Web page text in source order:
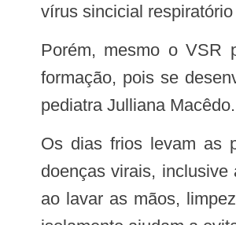
vírus sincicial
Porém, mesmo o VSR pode levar a complicações em crianças. “Esse público estão com o sistema respiratório ainda em
formação, pois se
pediatra Julliana Macêdo.
Os dias frios levam as pessoas a permanecerem mais em locais fechados, o que propicia o aumento da transmissão das
doenças virais,
ao lavar as mãos,